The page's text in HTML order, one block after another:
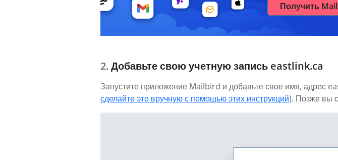
Получить
Добавьте свою учетную запись eastlink.ca
Запустите приложение Mailbird и добавьте свое имя, адрес
сделайте это вручную с помощью этих инструкций). Позже вы